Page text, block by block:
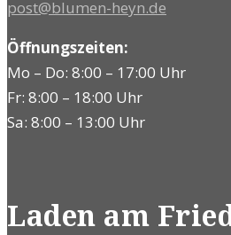
post@blumen-heyn.de
Öffnungszeiten:
Mo – Do: 8:00 – 17:00 Uhr
Fr: 8:00 – 18:00 Uhr
Sa: 8:00 – 13:00 Uhr
Laden am